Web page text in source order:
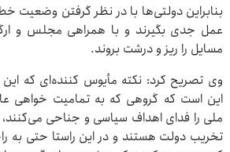
بنابراین دولتی‌ها با در نظر گرفتن وضعیت
عمل جدی بگیرند و با همراهی مجلس و
مسایل را ریز و درشت‌ بروند.
وی تصریح کرد: نکته مأیوس کننده‌ای که
این است که گروهی که به تمامیت خواهی
ملی را فدای اهداف سیاسی و جناحی می‌کنند،
تخریب دولت هستند و در این راستا حتی به